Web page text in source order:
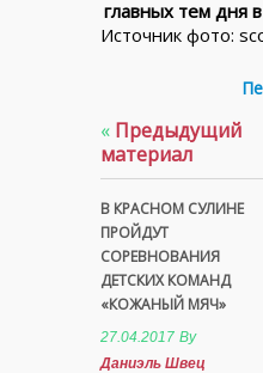
главных тем дня
Источник фото:
« Предыдущий
материал
В КРАСНОМ СУЛИНЕ
ПРОЙДУТ
СОРЕВНОВАНИЯ
ДЕТСКИХ КОМАНД
«КОЖАНЫЙ МЯЧ»
27.04.2017 By
Даниэль Швец